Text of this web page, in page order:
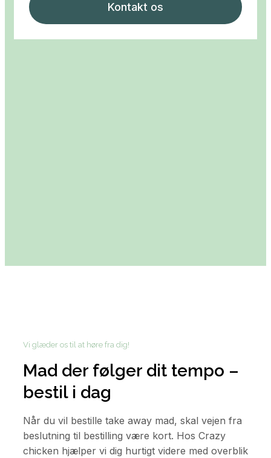
Kontakt os
Vi glæder os til at høre fra dig!
Mad der følger dit tempo –
bestil i dag
Når du vil bestille take away mad, skal vejen fra
beslutning til bestilling være kort. Hos Crazy
chicken hjælper vi dig hurtigt videre med overblik